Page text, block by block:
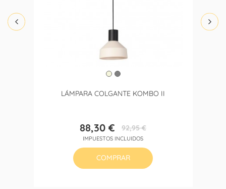
LÁMPARA COLGANTE KOMBO II
Precio
88,30 €Precio
base
92,95 €
IMPUESTOS INCLUIDOS
COMPRAR